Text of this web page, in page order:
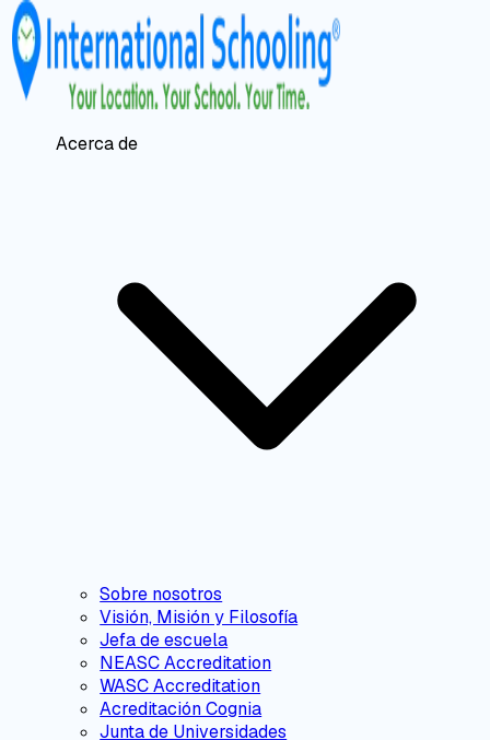
Acerca de
Sobre nosotros
Visión, Misión y Filosofía
Jefa de escuela
NEASC Accreditation
WASC Accreditation
Acreditación Cognia
Junta de Universidades